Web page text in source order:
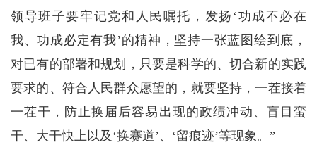
领导班子要牢记党和人民嘱托，发扬‘功成不必在
我、功成必定有我’的精神，坚持一张蓝图绘到底，
对已有的部署和规划，只要是科学的、切合新的实践
要求的、符合人民群众愿望的，就要坚持，一茬接着
一茬干，防止换届后容易出现的政绩冲动、盲目蛮
干、大干快上以及‘换赛道’、‘留痕迹’等现象。”